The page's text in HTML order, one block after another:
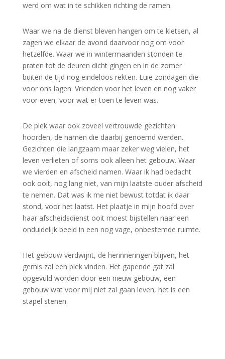
werd om wat in te schikken richting de ramen.
Waar we na de dienst bleven hangen om te kletsen, al
zagen we elkaar de avond daarvoor nog om voor
hetzelfde. Waar we in wintermaanden stonden te
praten tot de deuren dicht gingen en in de zomer
buiten de tijd nog eindeloos rekten. Luie zondagen die
voor ons lagen. Vrienden voor het leven en nog vaker
voor even, voor wat er toen te leven was.
De plek waar ook zoveel vertrouwde gezichten
hoorden, de namen die daarbij genoemd werden.
Gezichten die langzaam maar zeker weg vielen, het
leven verlieten of soms ook alleen het gebouw. Waar
we vierden en afscheid namen. Waar ik had bedacht
ook ooit, nog lang niet, van mijn laatste ouder afscheid
te nemen. Dat was ik me niet bewust totdat ik daar
stond, voor het laatst. Het plaatje in mijn hoofd over
haar afscheidsdienst ooit moest bijstellen naar een
onduidelijk beeld in een nog vage, onbestemde ruimte.
Het gebouw verdwijnt, de herinneringen blijven, het
gemis zal een plek vinden. Het gapende gat zal
opgevuld worden door een nieuw gebouw, een
gebouw wat voor mij niet zal gaan leven, het is een
stapel stenen.